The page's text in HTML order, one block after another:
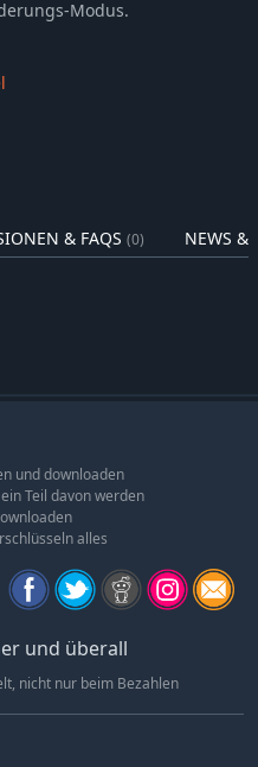
Modus.
& FAQS (0) NEWS &
und downloaden
Teil davon werden
alles
und überall
nicht nur beim Bezahlen